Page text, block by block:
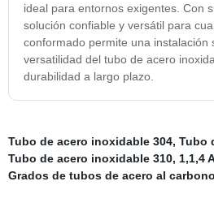
ideal para entornos exigentes. Con
solución confiable y versátil para
conformado permite una
versatilidad del tubo de acero
durabilidad a largo plazo.
Tubo de acero inoxidable 304, Tubo
Tubo de acero inoxidable 310, 1,1,4
Grados de tubos de acero al carbono